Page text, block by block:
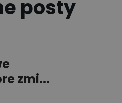
posty
zmi...